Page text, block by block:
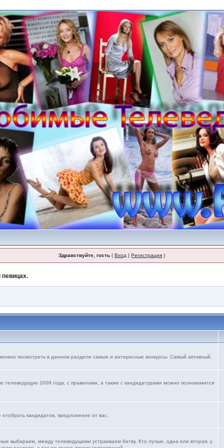
Здравствуйте, гость (Вход |Регистрация )
посмотреть в данном разделе самые и интересные конкурсы. Самый активный.
2009 года, с правилами, а также с кандидатурами можно познакомится
кандидатов, предложение от вас.
выбираем, между телеведущими устраиваем битву. Кто лучше, одна или вторая, у